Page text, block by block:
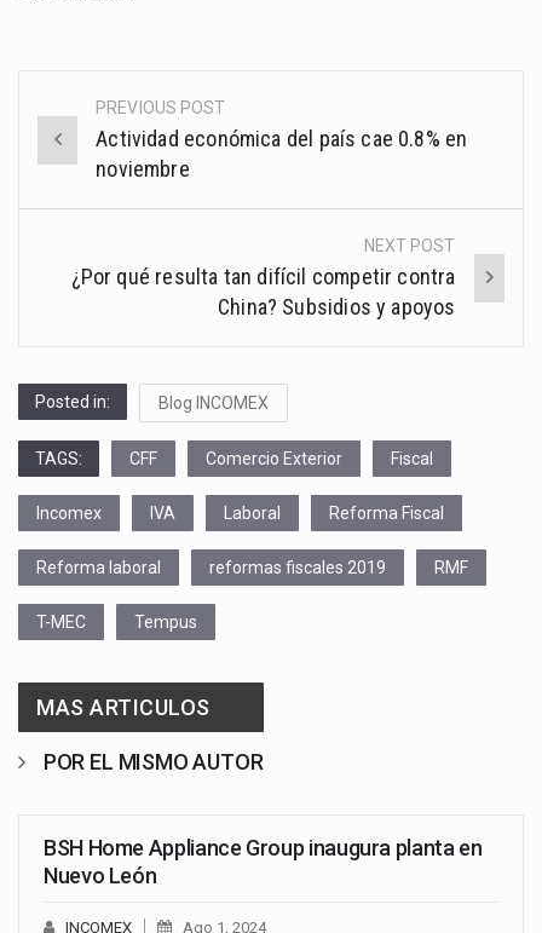
Post
navigation
PREVIOUS POST
Actividad económica del país cae 0.8% en
noviembre
NEXT POST
¿Por qué resulta tan difícil competir contra
China? Subsidios y apoyos
Posted in: Blog INCOMEX
TAGS: CFF Comercio Exterior Fiscal
Incomex IVA Laboral Reforma Fiscal
Reforma laboral reformas fiscales 2019 RMF
T-MEC Tempus
MAS ARTICULOS
POR EL MISMO AUTOR
BSH Home Appliance Group inaugura planta en
Nuevo León
INCOMEX Ago 1, 2024